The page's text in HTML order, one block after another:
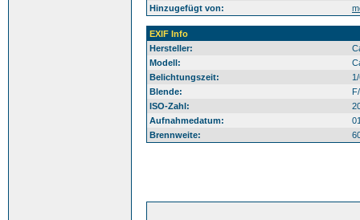
Hinzugefügt von:
EXIF Info
Hersteller:
Modell:
Belichtungszeit:
Blende:
ISO-Zahl:
Aufnahmedatum:
Brennweite: